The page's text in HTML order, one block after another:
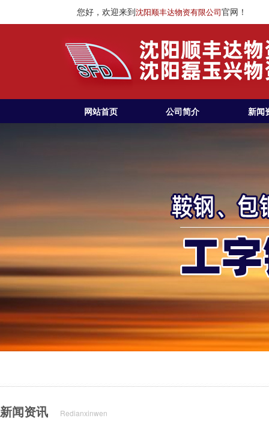
您好，欢迎来到沈阳顺丰达物资有限公司官网！
网站首页 公司简介 新闻
新闻资讯 Redianxinwen